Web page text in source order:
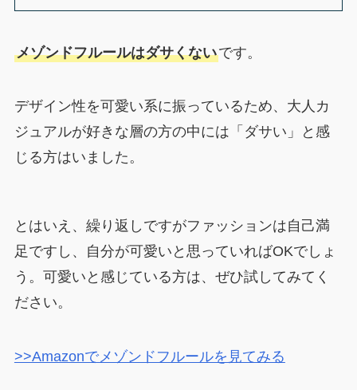
メゾンドフルールはダサくないです。
デザイン性を可愛い系に振っているため、大人カ
ジュアルが好きな層の方の中には「ダサい」と感
じる方はいました。
とはいえ、繰り返しですがファッションは自己満
足ですし、自分が可愛いと思っていればOKでしょ
う。可愛いと感じている方は、ぜひ試してみてく
ださい。
>>Amazonでメゾンドフルールを見てみる